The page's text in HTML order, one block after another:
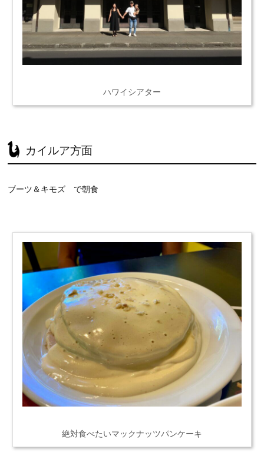
ハワイシアター
カイルア方面
ブーツ＆キモズ で朝食
絶対食べたいマックナッツパンケーキ